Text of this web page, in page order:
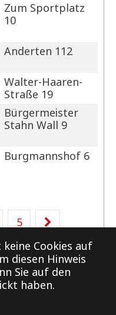
Cookies auf
diesen Hinweis
Sie auf den
haben.
Zum Sportplatz
10
Anderten 112
Walter-Haaren-
Straße 19
Bürgermeister
Stahn Wall 9
Burgmannshof 6
5